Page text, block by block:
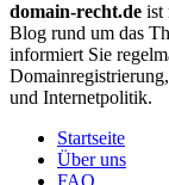
domain-recht.de ist
Blog rund um das
informiert Sie
und Internetpolitik.
Startseite
Über uns